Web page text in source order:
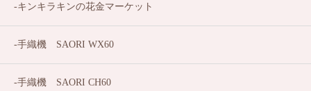
キンキラキンの花金マーケット
手織機 SAORI WX60
手織機 SAORI CH60